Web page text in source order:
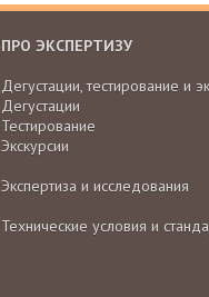
ПРО ЭКСПЕРТИЗУ
Дегустации, тестирование и
Дегустации
Тестирование
Экскурсии
Экспертиза и исследования
Технические условия и